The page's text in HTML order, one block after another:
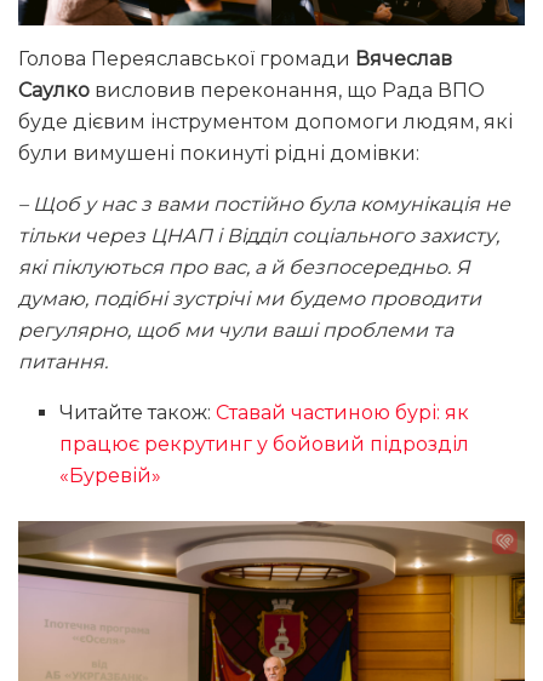
Голова Переяславської громади Вячеслав
Саулко висловив переконання, що Рада ВПО
буде дієвим інструментом допомоги людям, які
були вимушені покинуті рідні домівки:
– Щоб у нас з вами постійно була комунікація не
тільки через ЦНАП і Відділ соціального захисту,
які піклуються про вас, а й безпосередньо. Я
думаю, подібні зустрічі ми будемо проводити
регулярно, щоб ми чули ваші проблеми та
питання.
Читайте також:Ставай частиною бурі: як
працює рекрутинг у бойовий підрозділ
«Буревій»